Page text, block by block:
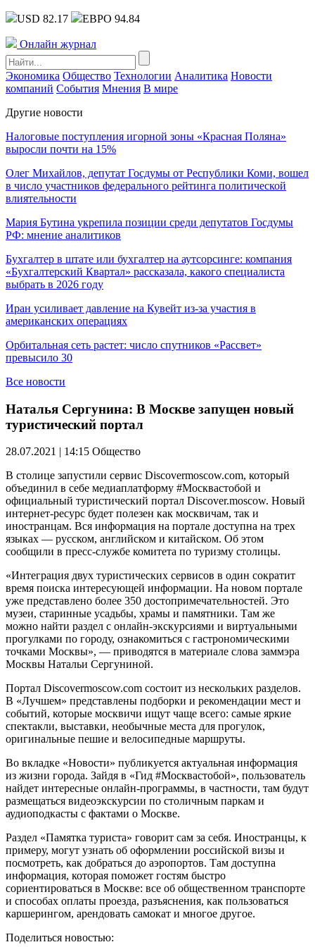
USD 82.17 ЕВРО 94.84
Онлайн журнал
Экономика Общество Технологии Аналитика Новости
компаний События Мнения В мире
Другие новости
Налоговые поступления игорной зоны «Красная Поляна»
выросли почти на 15%
Олег Михайлов, депутат Госдумы от Республики Коми, вошел
в число участников федерального рейтинга политической
влиятельности
Мария Бутина укрепила позиции среди депутатов Госдумы
РФ: мнение аналитиков
Бухгалтер в штате или бухгалтер на аутсорсинге: компания
«Бухгалтерский Квартал» рассказала, какого специалиста
выбрать в 2026 году
Иран усиливает давление на Кувейт из-за участия в
американских операциях
Орбитальная сеть растет: число спутников «Рассвет»
превысило 30
Все новости
Наталья Сергунина: В Москве запущен новый
туристический портал
28.07.2021 | 14:15 Общество
В столице запустили сервис Discovermoscow.com, который
объединил в себе медиаплатформу #Москвастобой и
официальный туристический портал Discover.moscow. Новый
интернет-ресурс будет полезен как москвичам, так и
иностранцам. Вся информация на портале доступна на трех
языках — русском, английском и китайском. Об этом
сообщили в пресс-службе комитета по туризму столицы.
«Интеграция двух туристических сервисов в один сократит
время поиска интересующей информации. На новом портале
уже представлено более 350 достопримечательностей. Это
музеи, старинные усадьбы, храмы и памятники. Там же
можно найти раздел с онлайн-экскурсиями и виртуальными
прогулками по городу, ознакомиться с гастрономическими
точками Москвы», — приводятся в материале слова заммэра
Москвы Натальи Сергуниной.
Портал Discovermoscow.com состоит из нескольких разделов.
В «Лучшем» представлены подборки и рекомендации мест и
событий, которые москвичи ищут чаще всего: самые яркие
спектакли, выставки, необычные места для прогулок,
оригинальные пешие и велосипедные маршруты.
Во вкладке «Новости» публикуется актуальная информация
из жизни города. Зайдя в «Гид #Москвастобой», пользователь
найдет интересные онлайн-программы, в частности, там будут
размещаться видеоэкскурсии по столичным паркам и
аудиоподкасты с фактами о Москве.
Раздел «Памятка туриста» говорит сам за себя. Иностранцы, к
примеру, могут узнать об оформлении российской визы и
посмотреть, как добраться до аэропортов. Там доступна
информация, которая поможет гостям быстро
сориентироваться в Москве: все об общественном транспорте
и способах оплаты проезда, разъяснения, как пользоваться
каршерингом, арендовать самокат и многое другое.
Поделиться новостью: